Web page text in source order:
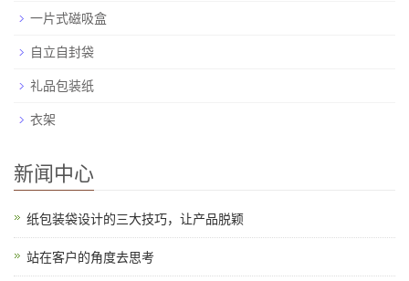
一片式磁吸盒
自立自封袋
礼品包装纸
衣架
新闻中心
纸包装袋设计的三大技巧，让产品脱颖
站在客户的角度去思考